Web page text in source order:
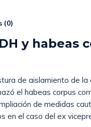
(0)
y habeas
de aislamiento de la
el habeas corpus
de medidas
en el caso del ex